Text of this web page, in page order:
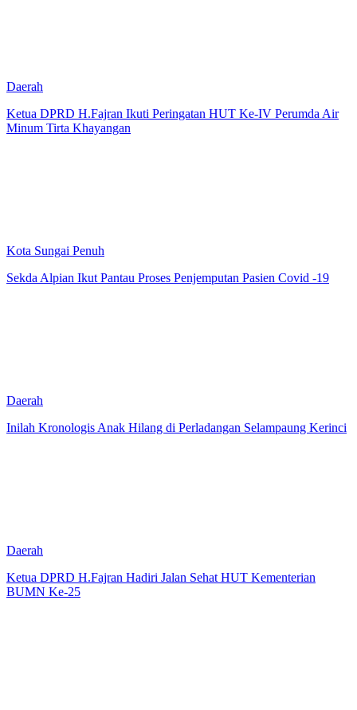
Daerah
Ketua DPRD H.Fajran Ikuti Peringatan HUT Ke-IV Perumda Air
Minum Tirta Khayangan
Kota Sungai Penuh
Sekda Alpian Ikut Pantau Proses Penjemputan Pasien Covid -19
Daerah
Inilah Kronologis Anak Hilang di Perladangan Selampaung Kerinci
Daerah
Ketua DPRD H.Fajran Hadiri Jalan Sehat HUT Kementerian
BUMN Ke-25